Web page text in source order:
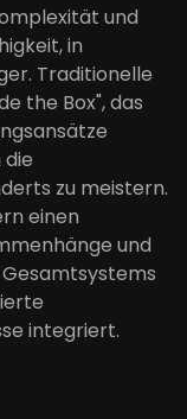
und
in
Traditionelle
the Box", das
zu meistern.
einen
und
integriert.